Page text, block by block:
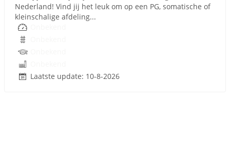
Nederland! Vind jij het leuk om op een PG, somatische of
kleinschalige afdeling...
Laatste update: 10-8-2026